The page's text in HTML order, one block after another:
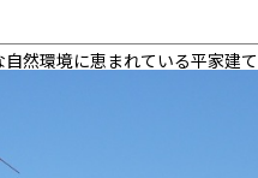
然環境に恵まれている平家建て